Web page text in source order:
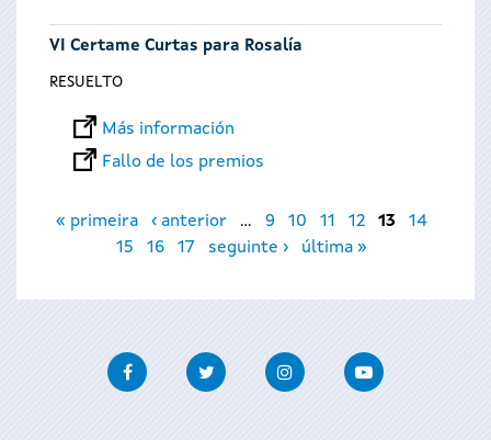
VI Certame Curtas para Rosalía
RESUELTO
Más información
Fallo de los premios
Páginas
« primeira ‹ anterior … 9 10 11 12 13
14
15
16 17 seguinte › última »
FacebookTwitter InstagramYoutube